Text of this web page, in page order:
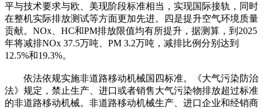
平与技术要求与欧、美现阶段标准相当，实现国际接轨，同时
在整机实际排放测试等方面更加先进。四是提升空气环境质量
贡献。NOx、HC和PM排放限值均有所提升，据测算，到2025
年将减排NOx 37.5万吨、PM 3.2万吨，减排比例分别达到
12.5%和19.3%。
依法依规实施非道路移动机械国四标准。《大气污染防治
法》规定，禁止生产、进口或者销售大气污染物排放超过标准
的非道路移动机械。非道路移动机械生产、进口企业和经销商